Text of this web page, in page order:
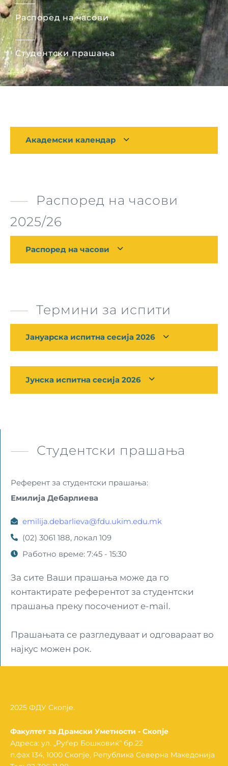
Распоред на часови
Студентски прашања
Академски календар
Распоред на часови
2025/26
Распоред на часови
Термини за испити
Јануарска испитна сесија 2026
Јунска испитна сесија 2026
Студентски прашања
Референт за студентски прашања:
Емилија Дебарлиева
emilija.debarlieva@fdu.ukim.edu.mk
(02) 3061 188, локал 109
Работно време: 7:45 - 15:30
За сите Ваши прашања може да го
контактирате референтот за студентски
прашања преку посочениот e-mail.
Прашањата се разгледуваат и одговараат во
најкус можен рок.
2025 ФДУ Скопје.
Факултет за Драмски Уметности - Скопје
Адреса: ул. „Руѓер Бошковиќ“ бр.22
п.фах 134, 1000 Скопје, Република Северна Македонија